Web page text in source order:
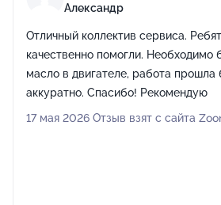
Александр
Отличный коллектив сервиса.
качественно помогли. Необходимо
масло в двигателе, работа прошла
аккуратно. Спасибо! Рекомендую
17 мая 2026 Отзыв взят с сайта